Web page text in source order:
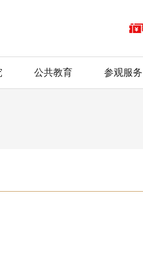
公共教育 参观服务